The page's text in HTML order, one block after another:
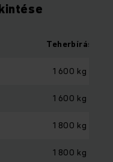
Teherbírás
1 600 kg
1 600 kg
1 800 kg
1 800 kg